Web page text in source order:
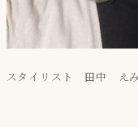
スタイリスト 田中 えみ